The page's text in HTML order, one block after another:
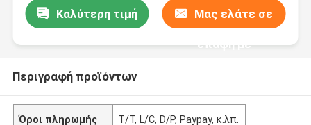
Καλύτερη τιμή Μας ελάτε σε
επαφή με
Περιγραφή προϊόντων
Όροι πληρωμής T/T, L/C, D/P, Paypay, κ.λπ.